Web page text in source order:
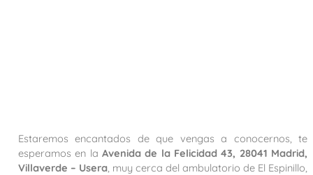
Estaremos encantados de que vengas a conocernos, te
esperamos en la Avenida de la Felicidad 43, 28041 Madrid,
Villaverde – Usera, muy cerca del ambulatorio de El Espinillo,